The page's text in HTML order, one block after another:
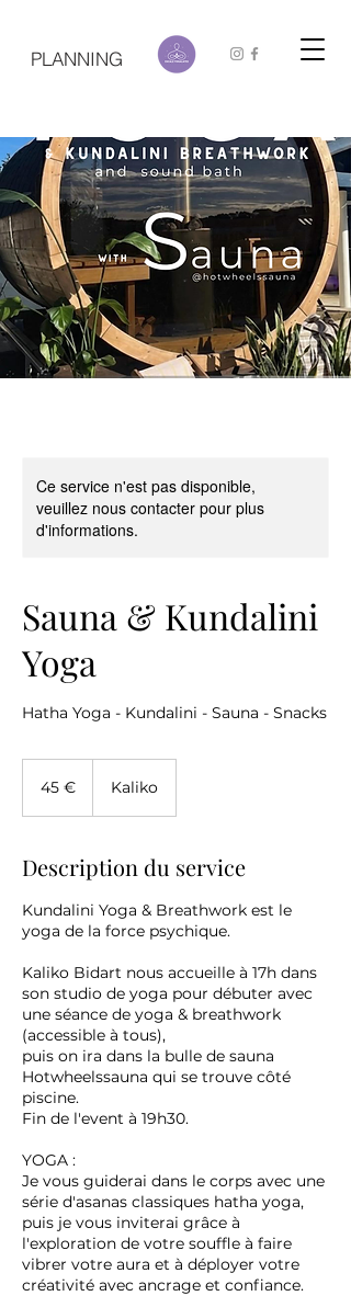
PLANNING
Ce service n'est pas disponible,
veuillez nous contacter pour plus
d'informations.
Sauna & Kundalini
Yoga
Hatha Yoga - Kundalini - Sauna - Snacks
45 € Kaliko
Description du service
Kundalini Yoga & Breathwork est le
yoga de la force psychique.
Kaliko Bidart nous accueille à 17h dans
son studio de yoga pour débuter avec
une séance de yoga & breathwork
(accessible à tous),
puis on ira dans la bulle de sauna
Hotwheelssauna qui se trouve côté
piscine.
Fin de l'event à 19h30.
YOGA :
Je vous guiderai dans le corps avec une
série d'asanas classiques hatha yoga,
puis je vous inviterai grâce à
l'exploration de votre souffle à faire
vibrer votre aura et à déployer votre
créativité avec ancrage et confiance.